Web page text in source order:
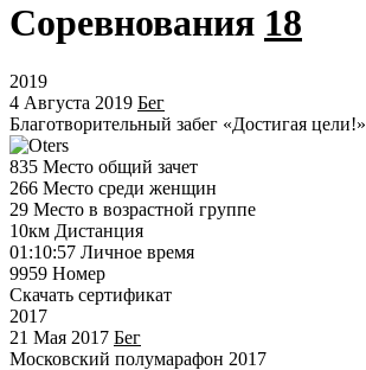
Соревнования 18
2019
4 Августа 2019 Бег
Благотворительный забег «Достигая цели!»
835 Место общий зачет
266 Место среди женщин
29 Место в возрастной группе
10км Дистанция
01:10:57 Личное время
9959 Номер
Скачать сертификат
2017
21 Мая 2017 Бег
Московский полумарафон 2017